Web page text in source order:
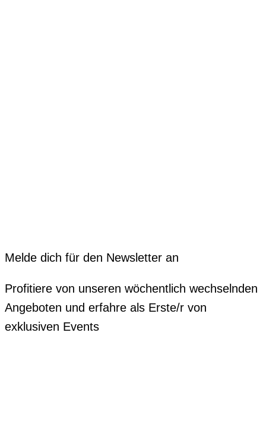
Melde dich für den Newsletter an
Profitiere von unseren wöchentlich wechselnden
Angeboten und erfahre als Erste/r von
exklusiven Events